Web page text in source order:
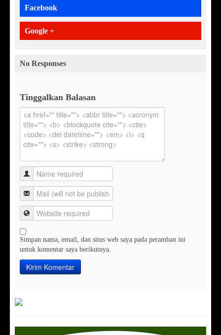
Facebook
Google +
No Responses
Tinggalkan Balasan
Simpan nama, email, dan situs web saya pada peramban ini
untuk komentar saya berikutnya.